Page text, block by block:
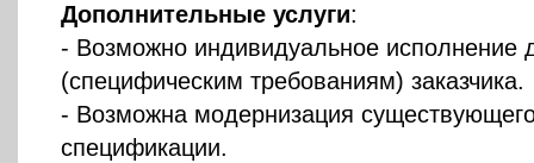
Дополнительные услуги:
- Возможно индивидуальное исполнение
(специфическим требованиям) заказчика.
- Возможна модернизация
спецификации.